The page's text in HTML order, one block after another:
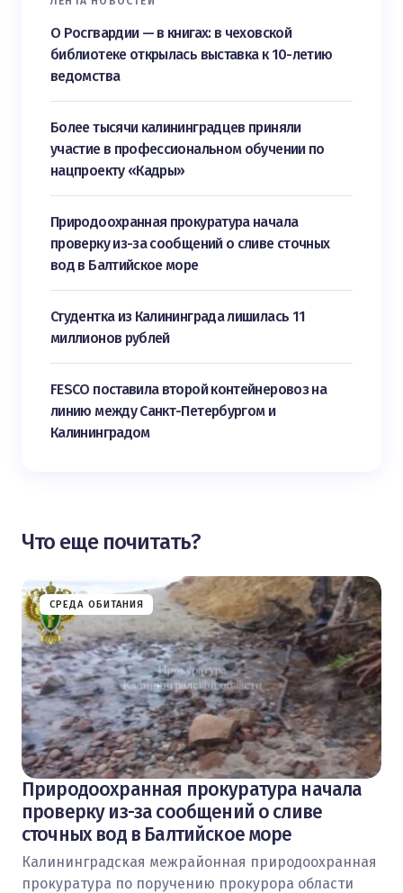
О Росгвардии — в книгах: в чеховской
библиотеке открылась выставка к 10-летию
ведомства
Более тысячи калининградцев приняли
участие в профессиональном обучении по
нацпроекту «Кадры»
Природоохранная прокуратура начала
проверку из-за сообщений о сливе сточных
вод в Балтийское море
Студентка из Калининграда лишилась 11
миллионов рублей
FESCO поставила второй контейнеровоз на
линию между Санкт-Петербургом и
Калининградом
Что еще почитать?
СРЕДА ОБИТАНИЯ
Природоохранная прокуратура начала
проверку из-за сообщений о сливе
сточных вод в Балтийское море
Калининградская межрайонная природоохранная
прокуратура по поручению прокурора области